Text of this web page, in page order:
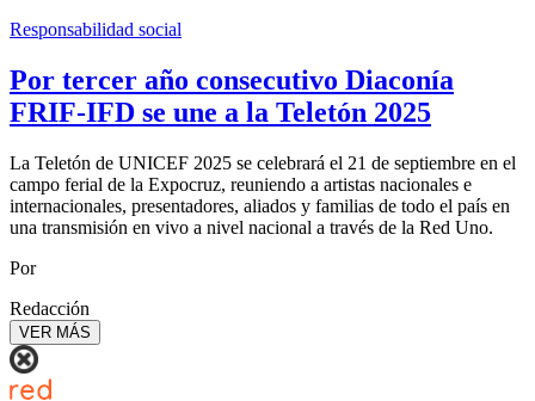
Responsabilidad social
Por tercer año consecutivo Diaconía
FRIF-IFD se une a la Teletón 2025
La Teletón de UNICEF 2025 se celebrará el 21 de septiembre en el
campo ferial de la Expocruz, reuniendo a artistas nacionales e
internacionales, presentadores, aliados y familias de todo el país en
una transmisión en vivo a nivel nacional a través de la Red Uno.
Por
Redacción
VER MÁS